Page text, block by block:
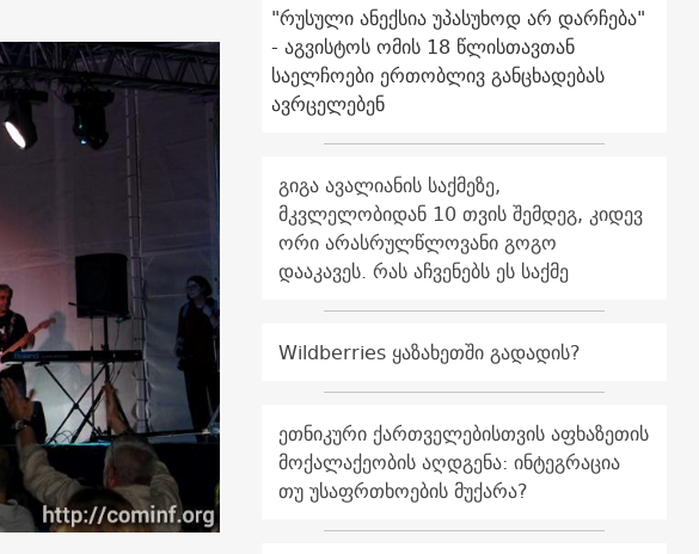
"რუსული ანექსია უპასუხოდ არ დარჩება"
- აგვისტოს ომის 18 წლისთავთან
საელჩოები ერთობლივ განცხადებას
ავრცელებენ
გიგა ავალიანის საქმეზე,
მკვლელობიდან 10 თვის შემდეგ, კიდევ
ორი არასრულწლოვანი გოგო
დააკავეს. რას აჩვენებს ეს საქმე
Wildberries ყაზახეთში გადადის?
ეთნიკური ქართველებისთვის აფხაზეთის
მოქალაქეობის აღდგენა: ინტეგრაცია
თუ უსაფრთხოების მუქარა?